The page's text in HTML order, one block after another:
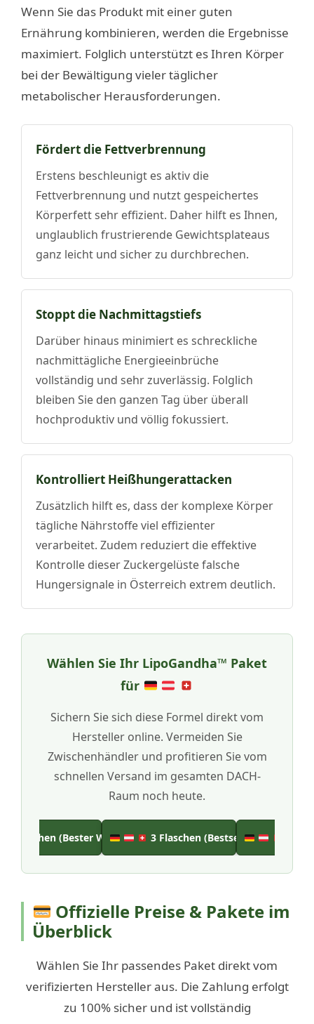
Wenn Sie das Produkt mit einer guten
Ernährung kombinieren, werden die Ergebnisse
maximiert. Folglich unterstützt es Ihren Körper
bei der Bewältigung vieler täglicher
metabolischer Herausforderungen.
Fördert die Fettverbrennung
Erstens beschleunigt es aktiv die
Fettverbrennung und nutzt gespeichertes
Körperfett sehr effizient. Daher hilft es Ihnen,
unglaublich frustrierende Gewichtsplateaus
ganz leicht und sicher zu durchbrechen.
Stoppt die Nachmittagstiefs
Darüber hinaus minimiert es schreckliche
nachmittägliche Energieeinbrüche
vollständig und sehr zuverlässig. Folglich
bleiben Sie den ganzen Tag über überall
hochproduktiv und völlig fokussiert.
Kontrolliert Heißhungerattacken
Zusätzlich hilft es, dass der komplexe Körper
tägliche Nährstoffe viel effizienter
verarbeitet. Zudem reduziert die effektive
Kontrolle dieser Zuckergelüste falsche
Hungersignale in Österreich extrem deutlich.
Wählen Sie Ihr LipoGandha™ Paket
für
Sichern Sie sich diese Formel direkt vom
Hersteller online. Vermeiden Sie
Zwischenhändler und profitieren Sie vom
schnellen Versand im gesamten DACH-
Raum noch heute.
6 Flaschen (Bester Wert) 3 Flaschen (Bestseller)
Offizielle Preise & Pakete im
Überblick
Wählen Sie Ihr passendes Paket direkt vom
verifizierten Hersteller aus. Die Zahlung erfolgt
zu 100% sicher und ist vollständig